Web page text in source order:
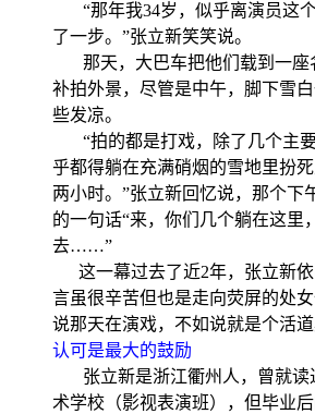
“那年我34岁，似乎离演员这
了一步。”张立新笑笑说。
那天，大巴车把他们载到一座
补拍外景，尽管是中午，脚下雪
些发凉。
“拍的都是打戏，除了几个主
乎都得躺在充满硝烟的雪地里扮
两小时。”张立新回忆说，那个下
的一句话“来，你们几个躺在这里
去……”
这一幕过去了近2年，张立新依
言虽很辛苦但也是走向荧屏的处
说那天在演戏，不如说就是个活
认可是最大的鼓励
张立新是浙江衢州人，曾就读
术学校（影视表演班），但毕业